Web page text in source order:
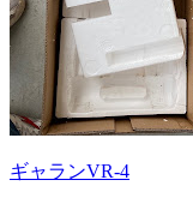
ギャランVR-4